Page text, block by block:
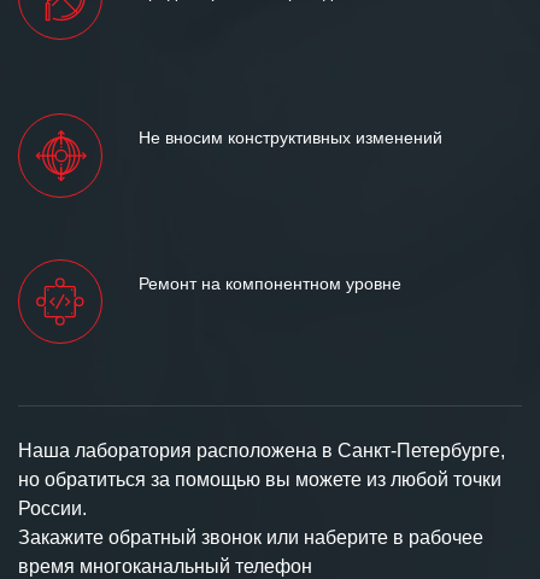
Не вносим конструктивных изменений
Ремонт на компонентном уровне
Наша лаборатория расположена в Санкт-Петербурге,
но обратиться за помощью вы можете из любой точки
России.
Закажите обратный звонок или наберите в рабочее
время многоканальный телефон